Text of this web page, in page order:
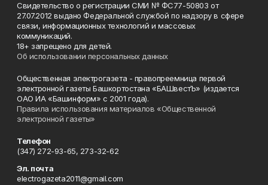
Свидетельство о регистрации СМИ № ФС77-50803 от
27.07.2012 выдано Федеральной службой по надзору в сфере
связи, информационных технологий и массовых
коммуникаций.
18+ запрещено для детей.
Об использовании персональных данных
Общественная электрогазета - правопреемница первой
электронной газеты Башкортостана «БАШвестЪ» (издается
ОАО ИА «Башинформ» с 2001 года).
Правила использования материалов «Общественной
электронной газеты»
Телефон
(347) 272-93-65, 273-32-62
Эл. почта
electrogazeta2011@gmail.com